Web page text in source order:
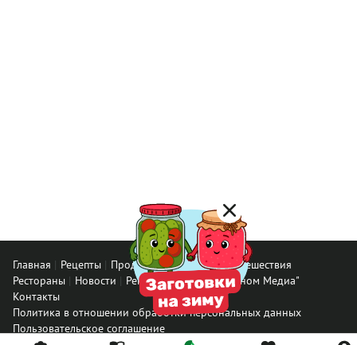
Главная Рецепты Продукты Здоровье
Путешествия
Рестораны
Новости
Реклама в ООО "Гастроном Медиа"
Контакты
Политика в отношении обработки персональных данных
Пользовательское соглашение